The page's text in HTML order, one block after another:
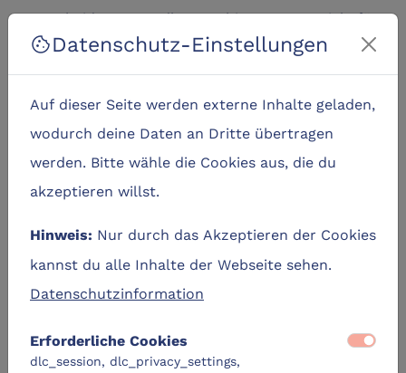
cookieDatenschutz-Einstellungen
Auf dieser Seite werden externe Inhalte geladen,
wodurch deine Daten an Dritte übertragen
werden. Bitte wähle die Cookies aus, die du
akzeptieren willst.
Hinweis: Nur durch das Akzeptieren der Cookies
kannst du alle Inhalte der Webseite sehen.
Datenschutzinformation
Erforderliche Cookies
dlc_session, dlc_privacy_settings,
Entscheidungsgrundlage zu bieten, Potenziale für
Ihr Unternehmen zu identifizieren und erste
nächste Schritte abzuleiten.
Referenten
Erik Stölting & Phillip Schwarz (XRai Vision)